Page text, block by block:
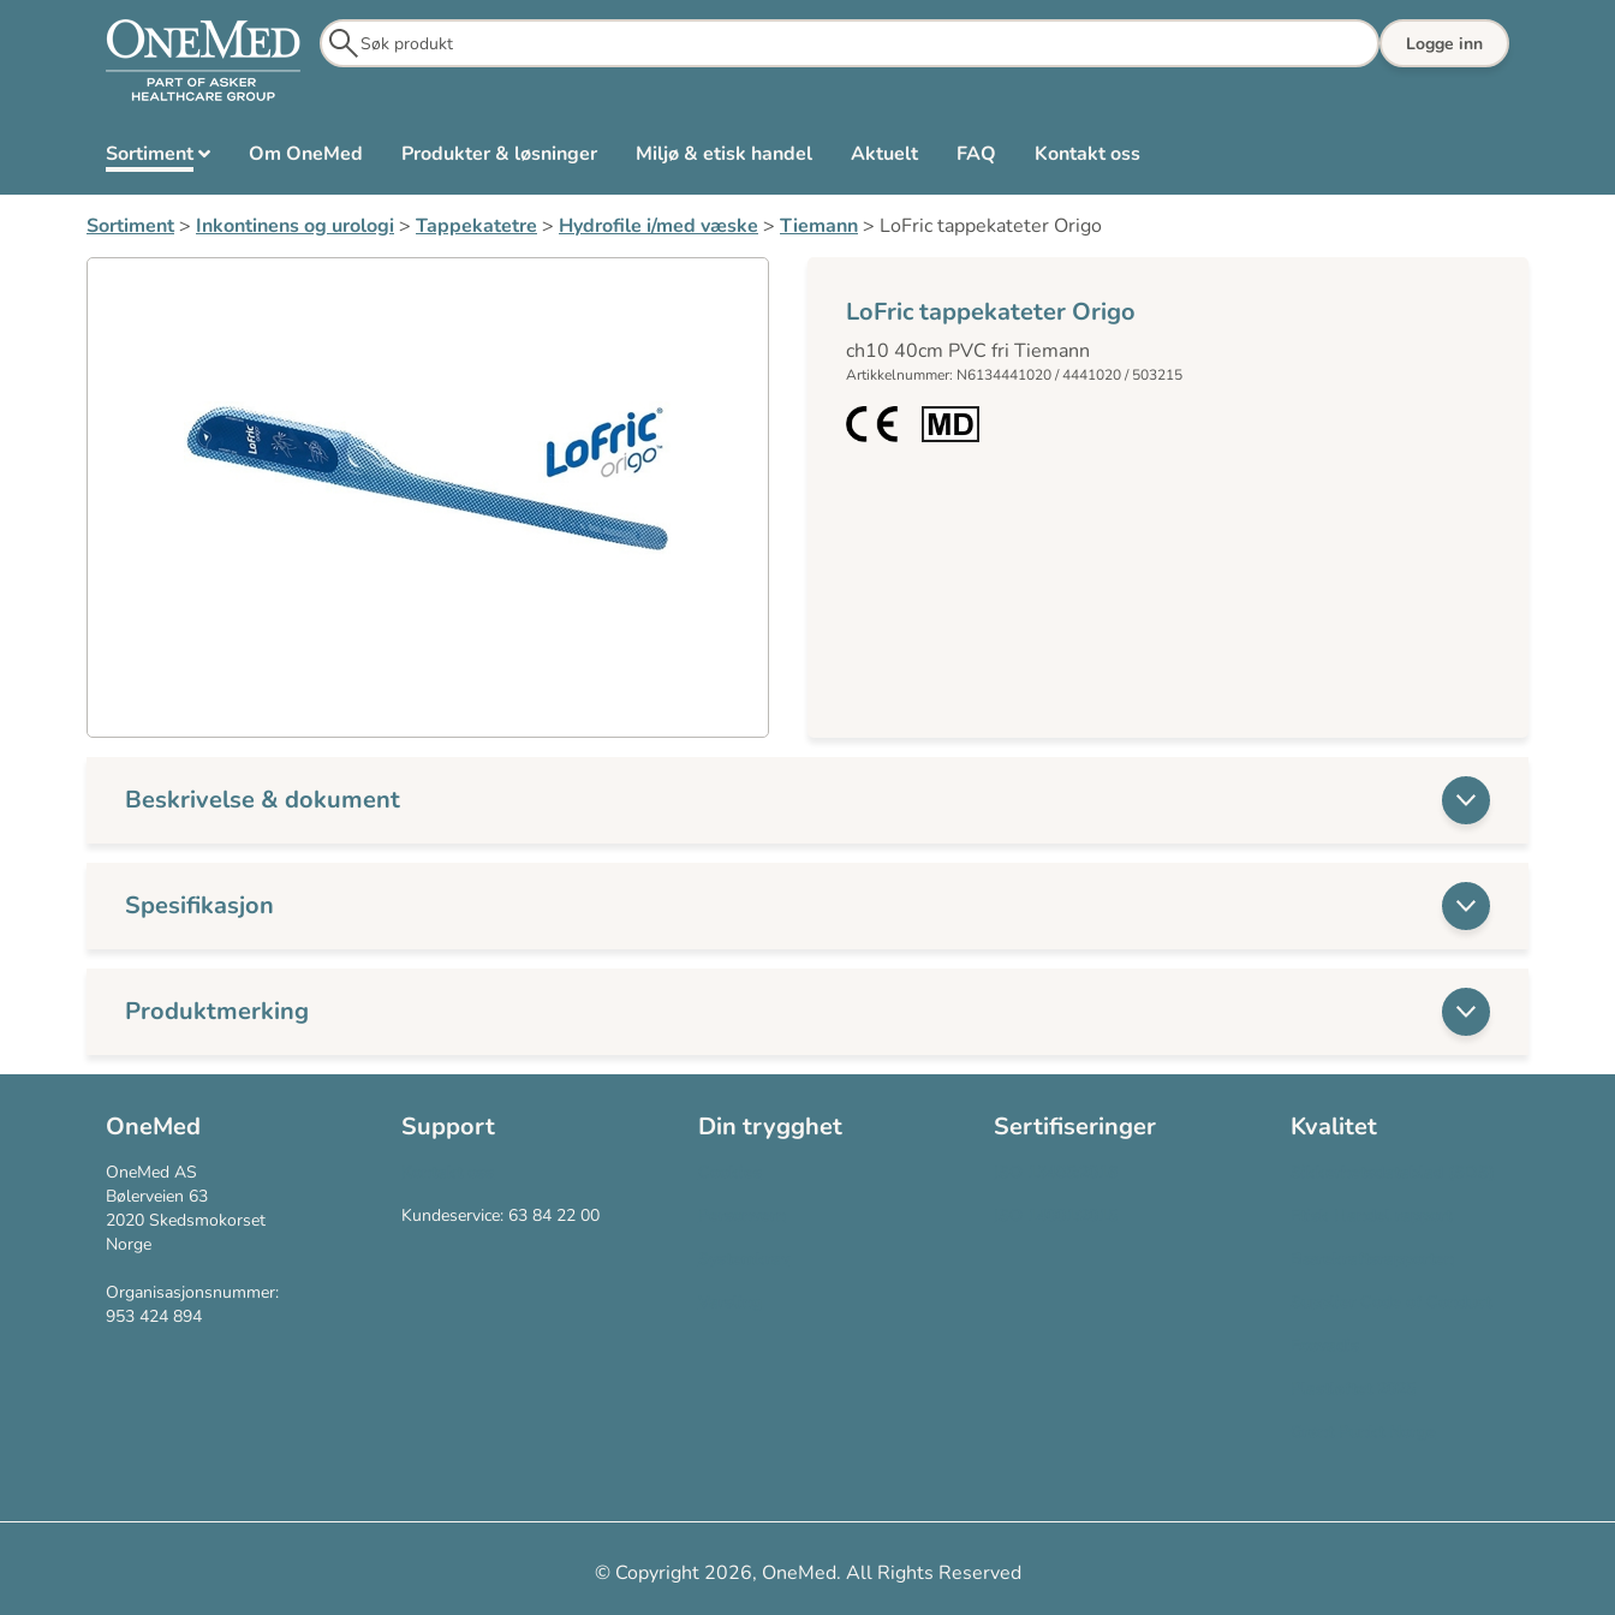
Logge inn
Sortiment Om OneMed Produkter & løsninger Miljø & etisk handel Aktuelt FAQ Kontakt oss
Sortiment> Inkontinens og urologi> Tappekatetre > Hydrofile i/med væske > Tiemann> LoFric tappekateter Origo
LoFric tappekateter Origo
ch10 40cm PVC fri Tiemann
Artikkelnummer: N6134441020 / 4441020 / 503215
Beskrivelse & dokument
Spesifikasjon
Produktmerking
OneMed
OneMed AS
Bølerveien 63
2020 Skedsmokorset
Norge
Organisasjonsnummer:
953 424 894
Support
Kundeservice: 63 84 22 00
Din trygghet Sertifiseringer Kvalitet
© Copyright 2026, OneMed. All Rights Reserved